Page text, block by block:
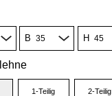
B H
1-Teilig 2-Teilig